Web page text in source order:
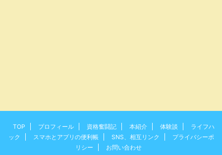
TOP プロフィール 資格奮闘記 本紹介 体験談
ライフハ
ック
スマホとアプリの便利帳 SNS、相互リンク
プライバシーポ
リシー
お問い合わせ